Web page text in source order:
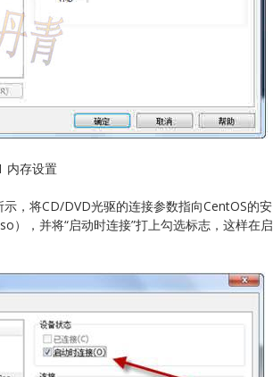
内存设置
将CD/DVD光驱的连接参数指向CentOS的安
），并将“启动时连接”打上勾选标志，这样在启